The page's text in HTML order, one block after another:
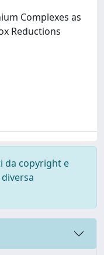
Complexes as
Reductions
da copyright e